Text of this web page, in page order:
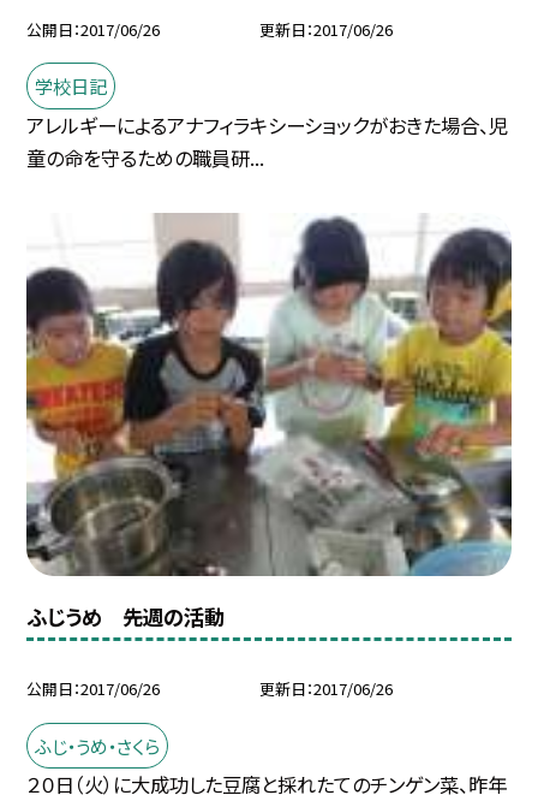
公開日 2017/06/26 更新日 2017/06/26
学校日記
アレルギーによるアナフィラキシーショックがおきた場合、児
童の命を守るための職員研...
ふじうめ 先週の活動
公開日 2017/06/26 更新日 2017/06/26
ふじ・うめ・さくら
２０日（火）に大成功した豆腐と採れたてのチンゲン菜、昨年